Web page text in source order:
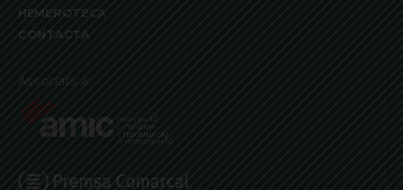
HEMEROTECA
CONTACTA
Associats a: